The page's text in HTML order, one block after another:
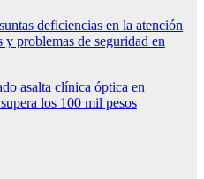
deficiencias en la atención
y problemas de seguridad en
asalta clínica óptica en
los 100 mil pesos